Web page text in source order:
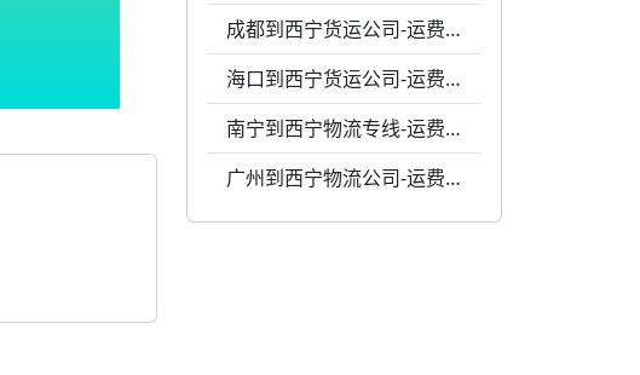
成都到西宁货运公司-运费0.4元一千克-准时送达
海口到西宁货运公司-运费0.58元1公斤-专业包装
南宁到西宁物流专线-运费0.53元一千克-专业包装
广州到西宁物流公司-运费0.56元1千克-准时送达